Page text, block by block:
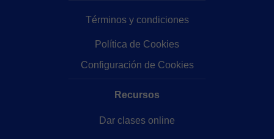
Términos y condiciones
Política de Cookies
Configuración de Cookies
Recursos
Dar clases online